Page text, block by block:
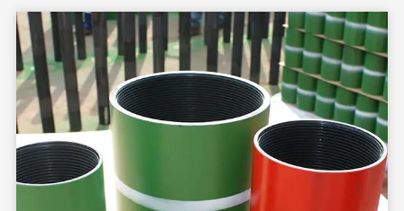
Superficie: pintura negra, pintura a base de agua a prueba
de corrosión;
Embalaje: empaquetado o a granel, embalaje apto para el
mar o según los requisitos del cliente
Uso: Tubo para transportar gas, agua y aceite en
industrias de gas natural, etc.